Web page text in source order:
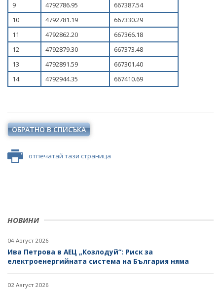
НОВИНИ
04 Август 2026
Ива Петрова в АЕЦ „Козлодуй“: Риск за
електроенергийната система на България няма
02 Август 2026
9
4792786.95
667387.54
10
4792781.19
667330.29
11
4792862.20
667366.18
12
4792879.30
667373.48
13
4792891.59
667301.40
14
4792944.35 667410.69
ОБРАТНО В СПИСЪКА
отпечатай тази страница